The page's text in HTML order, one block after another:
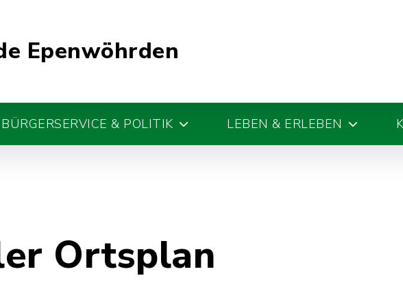
Epenwöhrden
BÜRGERSERVICE & POLITIK LEBEN & ERLEBEN
Ortsplan